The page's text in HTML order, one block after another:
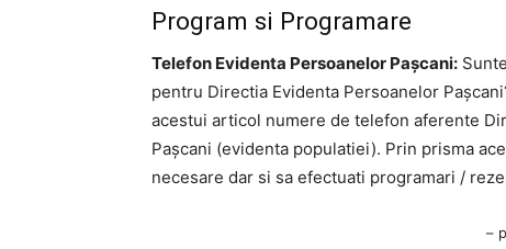
Program si Programare
Telefon Evidenta Persoanelor Pașcani:
pentru Directia Evidenta Persoanelor
acestui articol numere de telefon aferente
Pașcani (evidenta populatiei). Prin prisma
necesare dar si sa efectuati programari /
–